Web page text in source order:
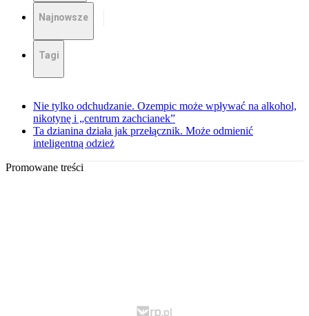
Najnowsze
Tagi
Nie tylko odchudzanie. Ozempic może wpływać na alkohol,
nikotynę i „centrum zachcianek”
Ta dzianina działa jak przełącznik. Może odmienić
inteligentną odzież
Promowane treści